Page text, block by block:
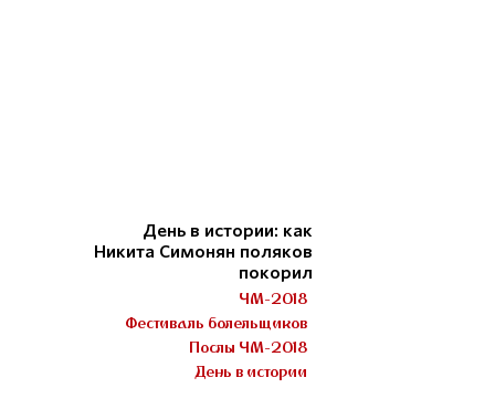
День в истории: как
Никита Симонян поляков
покорил
ЧМ-2018
Фестиваль болельщиков
Послы ЧМ-2018
День в истории